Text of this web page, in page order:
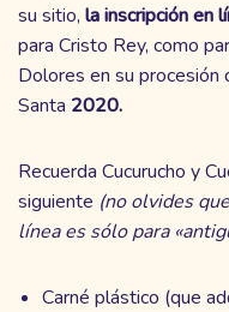
su sitio, la inscripción en
para Cristo Rey, como
Dolores en su procesión
Santa 2020.
Recuerda Cucurucho y
siguiente (no olvides
línea es sólo para
Carné plástico (que